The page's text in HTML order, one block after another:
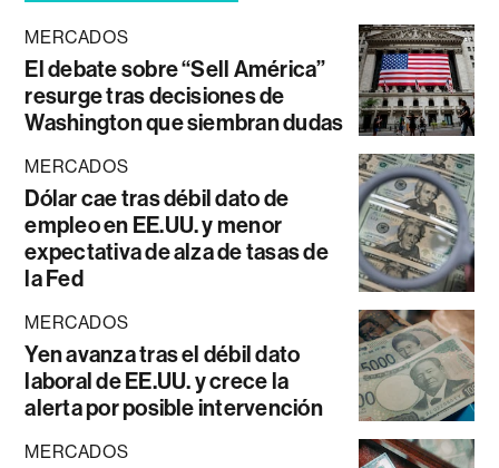
MERCADOS
El debate sobre “Sell América”
resurge tras decisiones de
Washington que siembran dudas
MERCADOS
Dólar cae tras débil dato de
empleo en EE.UU. y menor
expectativa de alza de tasas de
la Fed
MERCADOS
Yen avanza tras el débil dato
laboral de EE.UU. y crece la
alerta por posible intervención
MERCADOS